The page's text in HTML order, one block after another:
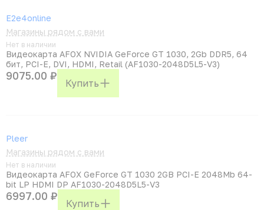
E2e4online
Магазины рядом с вами
Нет в наличии
Видеокарта AFOX NVIDIA GeForce GT 1030, 2Gb DDR5, 64
бит, PCI-E, DVI, HDMI, Retail (AF1030-2048D5L5-V3)
9075.00 ₽
Купить
Pleer
Магазины рядом с вами
Нет в наличии
Видеокарта AFOX GeForce GT 1030 2GB PCI-E 2048Mb 64-
bit LP HDMI DP AF1030-2048D5L5-V3
6997.00 ₽
Купить